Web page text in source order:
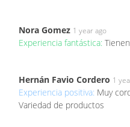
Nora Gomez 1 year ago
Experiencia fantástica:
Hernán Favio Cordero 1
Experiencia positiva: Muy
Variedad de productos